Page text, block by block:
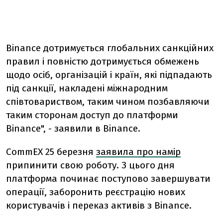
Binance дотримується глобальних санкційних
правил і повністю дотримується обмежень
щодо осіб, організацій і країн, які підпадають
під санкції, накладені міжнародним
співтовариством, таким чином позбавляючи
таким сторонам доступ до платформи
Binance", - заявили в Binance.
CommEX 25 березня заявила про намір
припинити свою роботу. З цього дня
платформа починає поступово завершувати
операції, заборонить реєстрацію нових
користувачів і переказ активів з Binance.